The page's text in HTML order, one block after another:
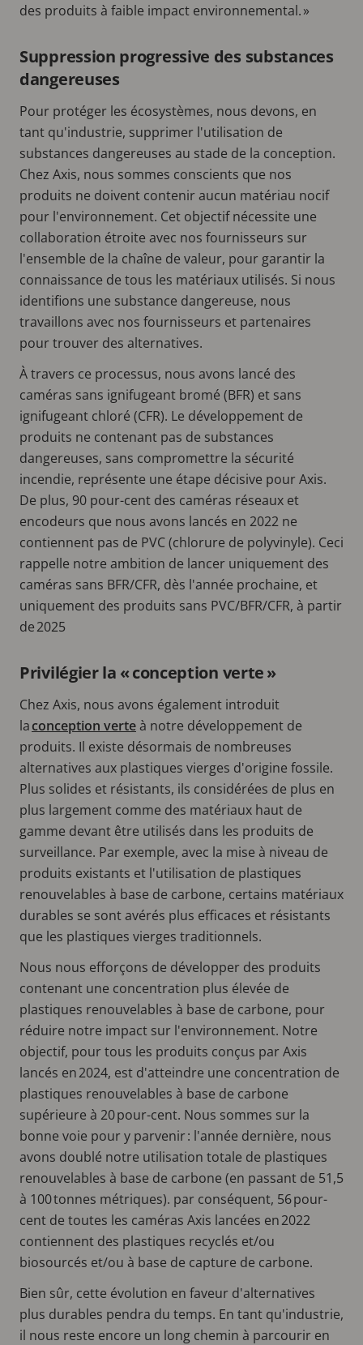
des produits à faible impact environnemental. »
Suppression progressive des substances
dangereuses
Pour protéger les écosystèmes, nous devons, en
tant qu'industrie, supprimer l'utilisation de
substances dangereuses au stade de la conception.
Chez Axis, nous sommes conscients que nos
produits ne doivent contenir aucun matériau nocif
pour l'environnement. Cet objectif nécessite une
collaboration étroite avec nos fournisseurs sur
l'ensemble de la chaîne de valeur, pour garantir la
connaissance de tous les matériaux utilisés. Si nous
identifions une substance dangereuse, nous
travaillons avec nos fournisseurs et partenaires
pour trouver des alternatives.
À travers ce processus, nous avons lancé des
caméras sans ignifugeant bromé (BFR) et sans
ignifugeant chloré (CFR). Le développement de
produits ne contenant pas de substances
dangereuses, sans compromettre la sécurité
incendie, représente une étape décisive pour Axis.
De plus, 90 pour-cent des caméras réseaux et
encodeurs que nous avons lancés en 2022 ne
contiennent pas de PVC (chlorure de polyvinyle). Ceci
rappelle notre ambition de lancer uniquement des
caméras sans BFR/CFR, dès l'année prochaine, et
uniquement des produits sans PVC/BFR/CFR, à partir
de 2025
Privilégier la « conception verte »
Chez Axis, nous avons également introduit
laconception verteà notre développement de
produits. Il existe désormais de nombreuses
alternatives aux plastiques vierges d'origine fossile.
Plus solides et résistants, ils considérées de plus en
plus largement comme des matériaux haut de
gamme devant être utilisés dans les produits de
surveillance. Par exemple, avec la mise à niveau de
produits existants et l'utilisation de plastiques
renouvelables à base de carbone, certains matériaux
durables se sont avérés plus efficaces et résistants
que les plastiques vierges traditionnels.
Nous nous efforçons de développer des produits
contenant une concentration plus élevée de
plastiques renouvelables à base de carbone, pour
réduire notre impact sur l'environnement. Notre
objectif, pour tous les produits conçus par Axis
lancés en 2024, est d'atteindre une concentration de
plastiques renouvelables à base de carbone
supérieure à 20 pour-cent. Nous sommes sur la
bonne voie pour y parvenir : l'année dernière, nous
avons doublé notre utilisation totale de plastiques
renouvelables à base de carbone (en passant de 51,5
à 100 tonnes métriques). par conséquent, 56 pour-
cent de toutes les caméras Axis lancées en 2022
contiennent des plastiques recyclés et/ou
biosourcés et/ou à base de capture de carbone.
Bien sûr, cette évolution en faveur d'alternatives
plus durables pendra du temps. En tant qu'industrie,
il nous reste encore un long chemin à parcourir en